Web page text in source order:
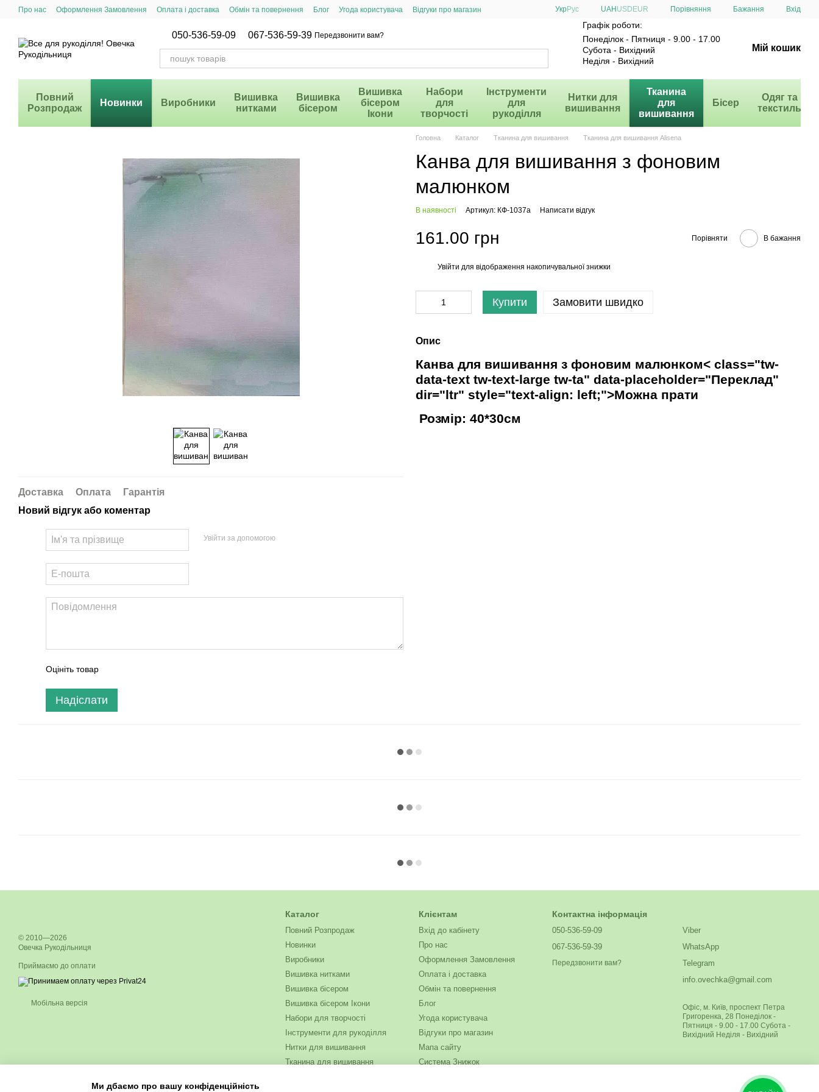
Перейти до основного контенту
Про нас Оформлення Замовлення Оплата і доставка Обмін та повернення Блог Угода користувача
Відгуки про магазин
УкрРус UAH USD EUR Порівняння Бажання Вхід
050-536-59-09 067-536-59-39 Передзвонити вам?
Графік роботи:
Понеділок - Пятниця - 9.00 - 17.00
Субота - Вихідний
Неділя - Вихідний
Мій кошик
Повний
Розпродаж
Новинки Виробники
Вишивка
нитками
Вишивка
бісером
Вишивка
бісером
Ікони
Набори
для
творчості
Інструменти
для
рукоділля
Нитки для
вишивання
Тканина
для
вишивання
Бісер
Одяг та
текстиль
Доставка Оплата
Гарантія
Новий відгук або коментар
Увійти за допомогою
Оцініть товар
Надіслати
Головна Каталог Тканина для вишивання Тканина для вишивання Alisena
Канва для вишивання з фоновим
малюнком
В наявності Артикул: КФ-1037а Написати відгук
161.00 грн Порівняти В бажання
Увійти для відображення накопичувальної знижки
Купити Замовити швидко
Опис
Канва для вишивання з фоновим малюнком< class="tw-
data-text tw-text-large tw-ta" data-placeholder="Переклад"
dir="ltr" style="text-align: left;">Можна прати
Розмір: 40*30см
© 2010—2026
Овечка Рукодільниця
Приймаємо до оплати
Мобільна версія
Каталог
Повний Розпродаж
Новинки
Виробники
Вишивка нитками
Вишивка бісером
Вишивка бісером Ікони
Набори для творчості
Інструменти для рукоділля
Нитки для вишивання
Тканина для вишивання
Клієнтам
Вхід до кабінету
Про нас
Оформлення Замовлення
Оплата і доставка
Обмін та повернення
Блог
Угода користувача
Відгуки про магазин
Мапа сайту
Система Знижок
Контактна інформація
050-536-59-09
067-536-59-39
Передзвонити вам?
Viber
WhatsApp
Telegram
info.ovechka@gmail.com
Офіс, м. Київ, проспект Петра
Григоренка, 28 Понеділок -
Пятниця - 9.00 - 17.00 Субота -
Вихідний Неділя - Вихідний
Ми дбаємо про вашу конфіденційність